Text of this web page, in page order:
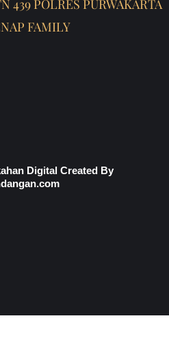
439 POLRES PURWAKARTA
FAMILY
Digital Created By